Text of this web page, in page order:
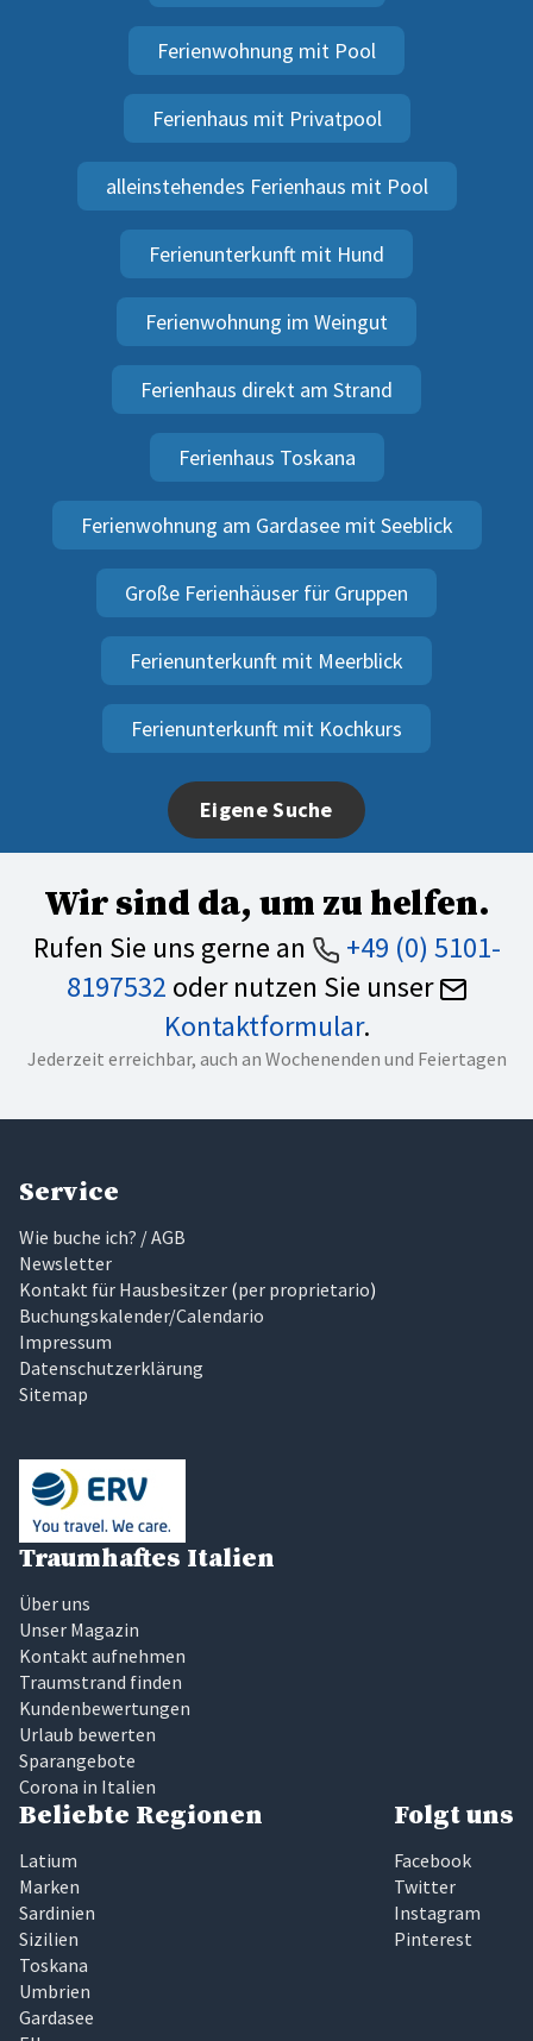
Ferienwohnung mit Pool
Ferienhaus mit Privatpool
alleinstehendes Ferienhaus mit Pool
Ferienunterkunft mit Hund
Ferienwohnung im Weingut
Ferienhaus direkt am Strand
Ferienhaus Toskana
Ferienwohnung am Gardasee mit Seeblick
Große Ferienhäuser für Gruppen
Ferienunterkunft mit Meerblick
Ferienunterkunft mit Kochkurs
Eigene Suche
Wir sind da, um zu helfen.
Rufen Sie uns gerne an
+49 (0) 5101-
8197532 oder nutzen Sie unser
Kontaktformular.
Jederzeit erreichbar, auch an Wochenenden und Feiertagen
Service
Wie buche ich? / AGB
Newsletter
Kontakt für Hausbesitzer (per proprietario)
Buchungskalender/Calendario
Impressum
Datenschutzerklärung
Sitemap
Traumhaftes Italien
Über uns
Unser Magazin
Kontakt aufnehmen
Traumstrand finden
Kundenbewertungen
Urlaub bewerten
Sparangebote
Corona in Italien
Beliebte Regionen
Latium
Marken
Sardinien
Sizilien
Toskana
Umbrien
Gardasee
Folgt uns
Facebook
Twitter
Instagram
Pinterest